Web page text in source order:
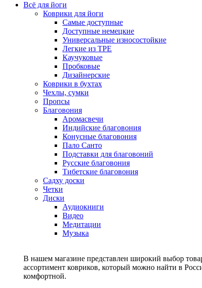
Всё для йоги
Коврики для йоги
Самые доступные
Доступные немецкие
Универсальные износостойкие
Легкие из TPE
Каучуковые
Пробковые
Дизайнерские
Коврики в бухтах
Чехлы, сумки
Пропсы
Благовония
Аромасвечи
Индийские благовония
Конусные благовония
Пало Санто
Подставки для благовоний
Русские благовония
Тибетские благовония
Садху доски
Четки
Диски
Аудиокниги
Видео
Медитации
Музыка
В нашем магазине представлен широкий выбор
ассортимент ковриков, который можно найти в
комфортной.